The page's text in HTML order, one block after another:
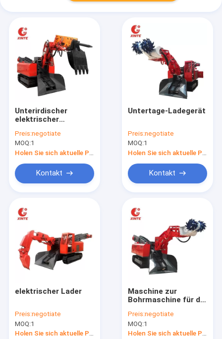
Unterirdischer
elektrischer
Preis:negotiate
MOQ:1
Kontakt
Untertage-Ladegerät
Preis:negotiate
MOQ:1
Kontakt
elektrischer Lader
Preis:negotiate
MOQ:1
Holen Sie sich aktuelle Preis
Maschine zur
Bohrmaschine für die
Preis:negotiate
MOQ:1
Holen Sie sich aktuelle Preis